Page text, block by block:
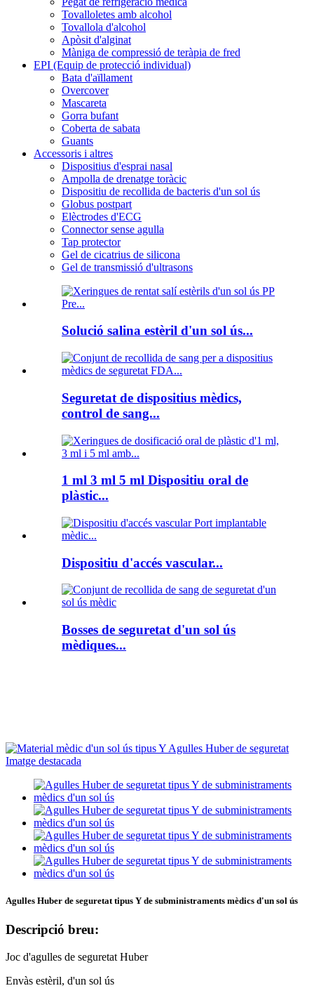
Tovalloletes amb alcohol
Tovallola d'alcohol
Apòsit d'alginat
Màniga de compressió de teràpia de fred
EPI (Equip de protecció individual)
Bata d'aïllament
Overcover
Mascareta
Gorra bufant
Coberta de sabata
Guants
Accessoris i altres
Dispositius d'esprai nasal
Ampolla de drenatge toràcic
Dispositiu de recollida de bacteris d'un sol ús
Globus postpart
Elèctrodes d'ECG
Connector sense agulla
Tap protector
Gel de cicatrius de silicona
Gel de transmissió d'ultrasons
Solució salina estèril d'un sol ús...
Seguretat de dispositius mèdics,
control de sang...
1 ml 3 ml 5 ml Dispositiu oral de
plàstic...
Dispositiu d'accés vascular...
Bosses de seguretat d'un sol ús
mèdiques...
Agulles Huber de seguretat tipus Y de subministraments mèdics d'un sol ús
Descripció breu:
Joc d'agulles de seguretat Huber
Envàs estèril, d'un sol ús